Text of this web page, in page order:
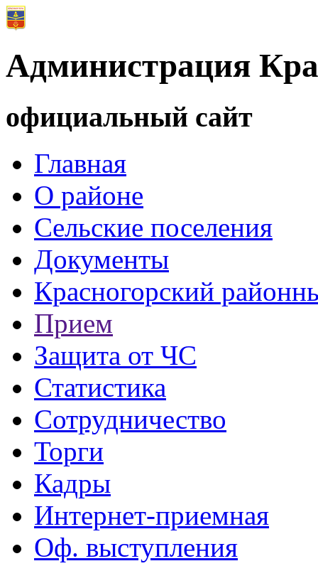
Администрация
официальный сайт
Главная
О районе
Сельские поселения
Документы
Красногорский
Прием
Защита от ЧС
Статистика
Сотрудничество
Торги
Кадры
Интернет-приемная
Оф. выступления